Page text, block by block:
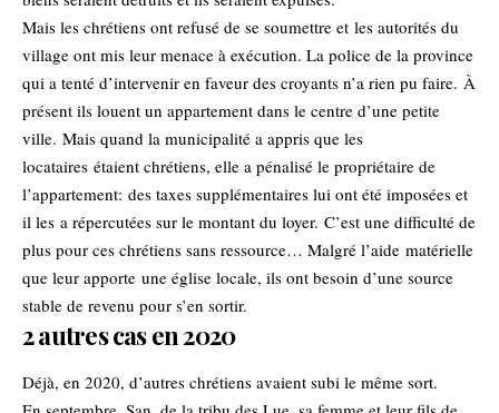
Mais les chrétiens ont refusé de se soumettre et les autorités du
village ont mis leur menace à exécution. La police de la province
qui a tenté d’intervenir en faveur des croyants n’a rien pu faire. À
présent ils louent un appartement dans le centre d’une petite
ville. Mais quand la municipalité a appris que les
locataires étaient chrétiens, elle a pénalisé le propriétaire de
l’appartement: des taxes supplémentaires lui ont été imposées et
il les a répercutées sur le montant du loyer. C’est une difficulté de
plus pour ces chrétiens sans ressource… Malgré l’aide matérielle
que leur apporte une église locale, ils ont besoin d’une source
stable de revenu pour s’en sortir.
2 autres cas en 2020
Déjà, en 2020, d’autres chrétiens avaient subi le même sort.